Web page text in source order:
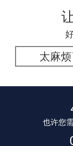
太麻
也许您